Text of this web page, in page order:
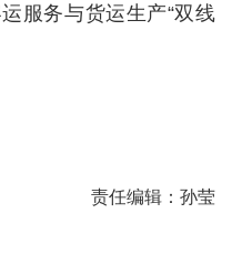
服务与货运生产“双线
责任编辑：孙莹